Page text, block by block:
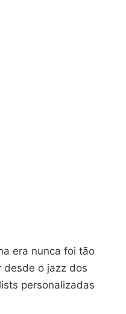
era nunca foi tão
desde o jazz dos
personalizadas